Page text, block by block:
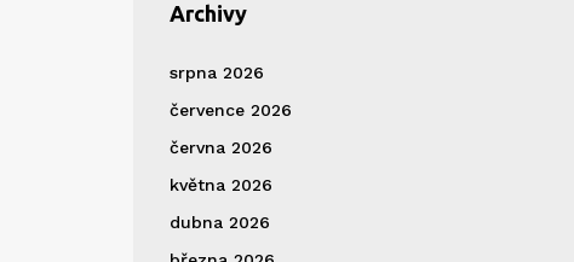
Archivy
srpna 2026
července 2026
června 2026
května 2026
dubna 2026